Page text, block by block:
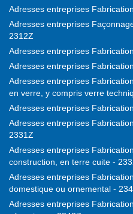
Adresses entreprises
Adresses entreprises
2312Z
Adresses entreprises
Adresses entreprises
Adresses entreprises
en verre, y compris verre
Adresses entreprises
Adresses entreprises
2331Z
Adresses entreprises
construction, en terre cuite -
Adresses entreprises
domestique ou ornemental -
Adresses entreprises